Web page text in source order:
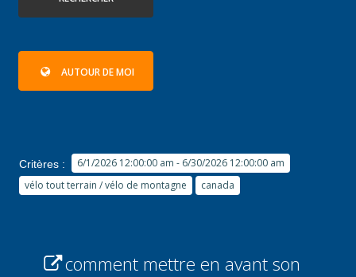
AUTOUR DE MOI
Critères :
6/1/2026 12:00:00 am - 6/30/2026 12:00:00 am
vélo tout terrain / vélo de montagne
canada
comment mettre en avant son